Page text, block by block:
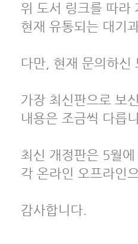
위 도서 링크를 따라
현재 유통되는 대기
다만, 현재 문의하신
가장 최신판으로 보
내용은 조금씩 다릅
최신 개정판은 5월
각 온라인 오프라인
감사합니다.